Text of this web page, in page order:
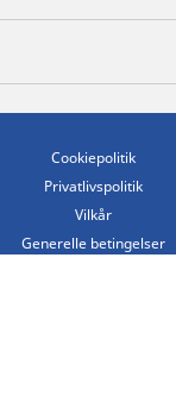
Cookiepolitik
Privatlivspolitik
Vilkår
Generelle betingelser